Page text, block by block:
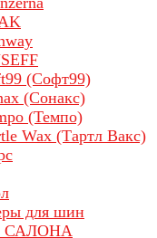
(Софт99)
(Сонакс)
(Темпо)
Wax (Тартл Вакс)
для шин
САЛОНА